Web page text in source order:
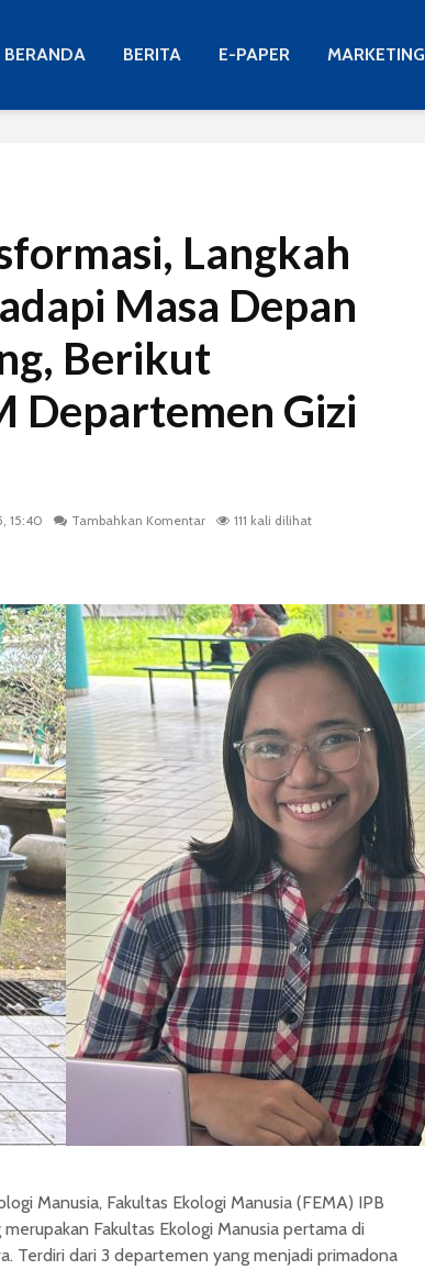
BERANDA BERITA E-PAPER MARKETING
Langkah
Masa Depan
Berikut
Departemen Gizi
15:40 Tambahkan Komentar
111 kali dilihat
Manusia, Fakultas Ekologi Manusia (FEMA) IPB
Fakultas Ekologi Manusia pertama di
Terdiri dari 3 departemen yang menjadi primadona